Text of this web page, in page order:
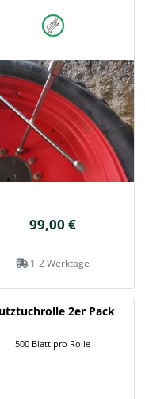
99,00 €
1-2 Werktage
2er Pack
500 Blatt pro Rolle